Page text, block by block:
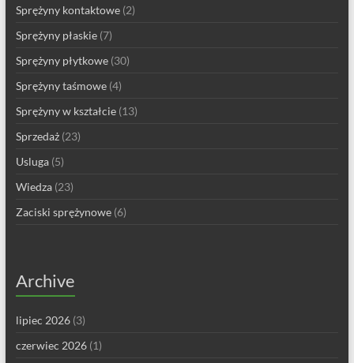
Sprężyny kontaktowe(2)
Sprężyny płaskie(7)
Sprężyny płytkowe(30)
Sprężyny taśmowe(4)
Sprężyny w kształcie(13)
Sprzedaż(23)
Usluga(5)
Wiedza(23)
Zaciski sprężynowe(6)
Archive
lipiec 2026(3)
czerwiec 2026(1)